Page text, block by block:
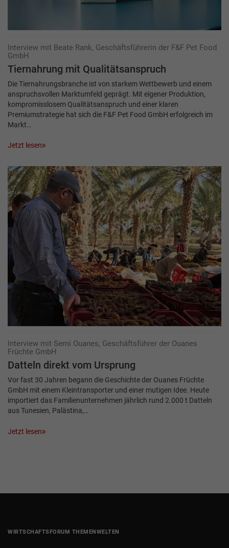
Interview mit Beate Rank, Geschäftsführerin der F&F Pet Food
GmbH
Tiernahrung mit Qualitätsanspruch
Die Tiernahrungsbranche ist von starkem Wettbewerb und einem
anspruchsvollen Markt­umfeld geprägt. Mit eigener Produktion,
kompromisslosem Qualitätsanspruch und einer klaren
Premiumstrategie hat sich die F&F Pet Food GmbH erfolgreich im
Markt…
Jetzt lesen
Interview mit Semi Ouanes, Geschäftsführer der Ouanes
Früchte GmbH
Datteln direkt vom Ursprung
Vor fast 30 Jahren begann die Geschichte der Ouanes Früchte
GmbH mit einem Kleintransporter und einer mutigen Idee. Heute
importiert das Familienunternehmen jährlich rund 2.000 t Datteln
aus Tunesien, Palästina,…
Jetzt lesen
WIRTSCHAFTSFORUM THEMENWELTEN